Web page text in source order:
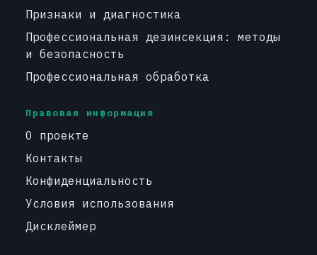
Признаки и диагностика
Профессиональная дезинсекция: методы
и безопасность
Профессиональная обработка
Правовая информация
О проекте
Контакты
Конфиденциальность
Условия использования
Дисклеймер